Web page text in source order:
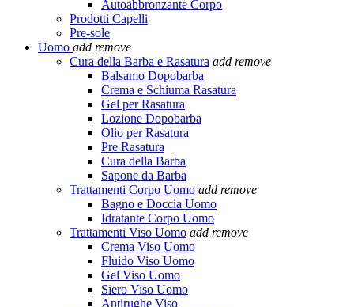
Autoabbronzante Corpo
Prodotti Capelli
Pre-sole
Uomo add remove
Cura della Barba e Rasatura add remove
Balsamo Dopobarba
Crema e Schiuma Rasatura
Gel per Rasatura
Lozione Dopobarba
Olio per Rasatura
Pre Rasatura
Cura della Barba
Sapone da Barba
Trattamenti Corpo Uomo add remove
Bagno e Doccia Uomo
Idratante Corpo Uomo
Trattamenti Viso Uomo add remove
Crema Viso Uomo
Fluido Viso Uomo
Gel Viso Uomo
Siero Viso Uomo
Antirughe Viso